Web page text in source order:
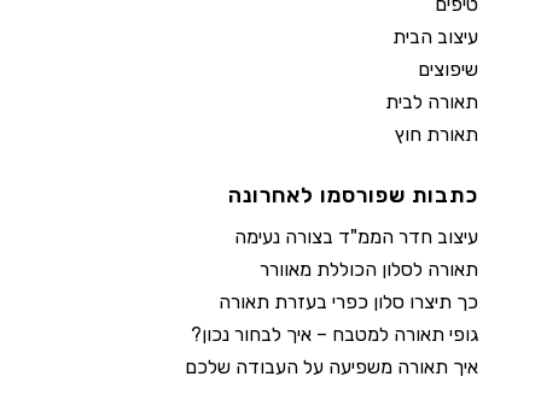
עיצוב הבית
שיפוצים
תאורה לבית
תאורת חוץ
כתבות שפורסמו לאחרונה
עיצוב חדר הממ"ד בצורה נעימה
תאורה לסלון הכוללת מאוורר
כך תיצרו סלון כפרי בעזרת תאורה
גופי תאורה למטבח – איך לבחור נכון?
איך תאורה משפיעה על העבודה שלכם